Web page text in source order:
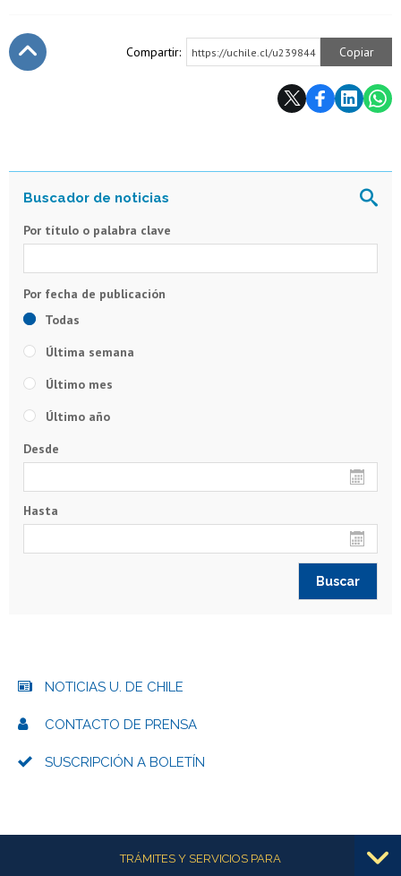
Compartir: https://uchile.cl/u239844 Copiar
Por título o palabra clave
Todas
Última semana
Último mes
Último año
Desde
Hasta
NOTICIAS U. DE CHILE
CONTACTO DE PRENSA
SUSCRIPCIÓN A BOLETÍN
Más informaciónTRÁMITES Y SERVICIOS PARA